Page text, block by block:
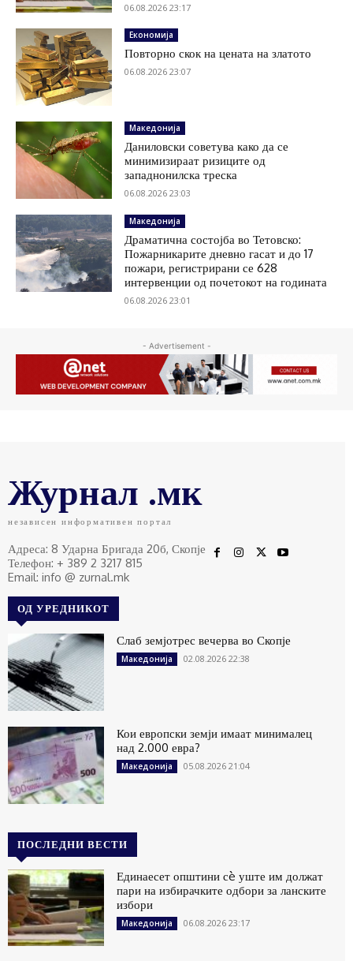
06.08.2026 23:17
Економија
Повторно скок на цената на златото
06.08.2026 23:07
Македонија
Даниловски советува како да се
минимизираат ризиците од
западнонилска треска
06.08.2026 23:03
Македонија
Драматична состојба во Тетовско:
Пожарникарите дневно гасат и до 17
пожари, регистрирани се 628
интервенции од почетокот на годината
06.08.2026 23:01
- Advertisement -
Журнал .мк
независен информативен портал
Адреса: 8 Ударна Бригада 20б, Скопје
Телефон: + 389 2 3217 815
Email: info @ zurnal.mk
ОД УРЕДНИКОТ
Слаб земјотрес вечерва во Скопје
Македонија 02.08.2026 22:38
Кои европски земји имаат минималец
над 2.000 евра?
Македонија 05.08.2026 21:04
ПОСЛЕДНИ ВЕСТИ
Единаесет општини сè уште им должат
пари на избирачките одбори за ланските
избори
Македонија 06.08.2026 23:17